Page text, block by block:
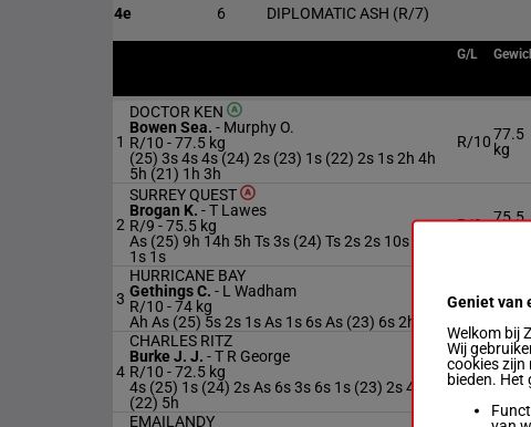
4e 6 DIPLOMATIC ASH (R/7)
G/L
1
DOCTOR KEN
Bowen Sea. - Murphy O.
R/10 -77.5 kg
(25) 3s 4s 4s (24) 2s (23) 1s (22) 2s 1s 2h 4h
5h (21) 1h 3h
R/1077.5
kg
2
SURREY QUEST
Brogan K. -T Lawes
R/9 -75.5 kg
As (25) 9h 14h 5h Ts 3s (24) Ts 2s 2s 10s (23)
1s 1s
R/9
75.5
3
HURRICANE BAY
Gethings C. - L Wadham
R/10 -74 kg
Ah As (25) 5s 2s 1s As 1s 6s As (23) 6s 2h Ah
R/1074 kg
4
CHARLES RITZ
Burke J. J. -T R George
R/10 -72.5 kg
4s (25) 1s (24) 2s As 6s 3s 6s 1s (23) 2s 4s 6h
(22) 5h
R/1072.5
kg
EMAILANDY
Geniet van
Welkom bij
Wij
cookies zijn
bieden. Het